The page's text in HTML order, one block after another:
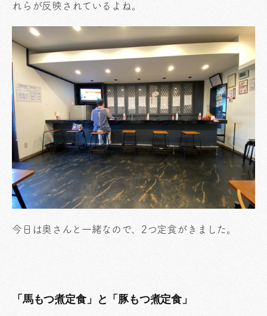
れらが反映されているよね。
今日は奥さんと一緒なので、2つ定食がきました。
「馬もつ煮定食」と「豚もつ煮定食」